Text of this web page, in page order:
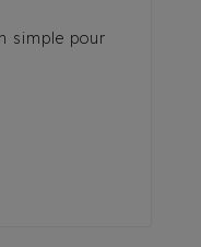
simple pour